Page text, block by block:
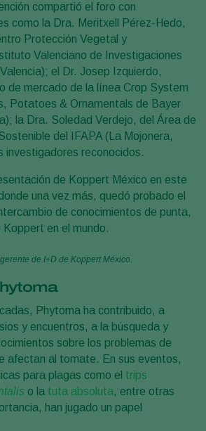
compartió el foro con
como la Dra. Meritxell Pérez-Hedo,
Protección Vegetal y
Valenciano de Investigaciones
el Dr. Josep Izquierdo,
de mercado de la línea Crop System
Potatoes & Ornamentals de Bayer
la Dra. Soledad Verdejo, del Área de
del IFAPA (La Mojonera,
investigadores reconocidos.
de Koppert México en este
una vez más, quedó probado el
de conocimientos de punta,
en el mundo.
de I+D de Koppert México.
Phytoma ha contribuido, a
y encuentros, a la búsqueda y
sobre los problemas de
afectan al tomate. En sus eventos,
para plagas como el trips
o la tuta absoluta, entre otras
han jugado un papel